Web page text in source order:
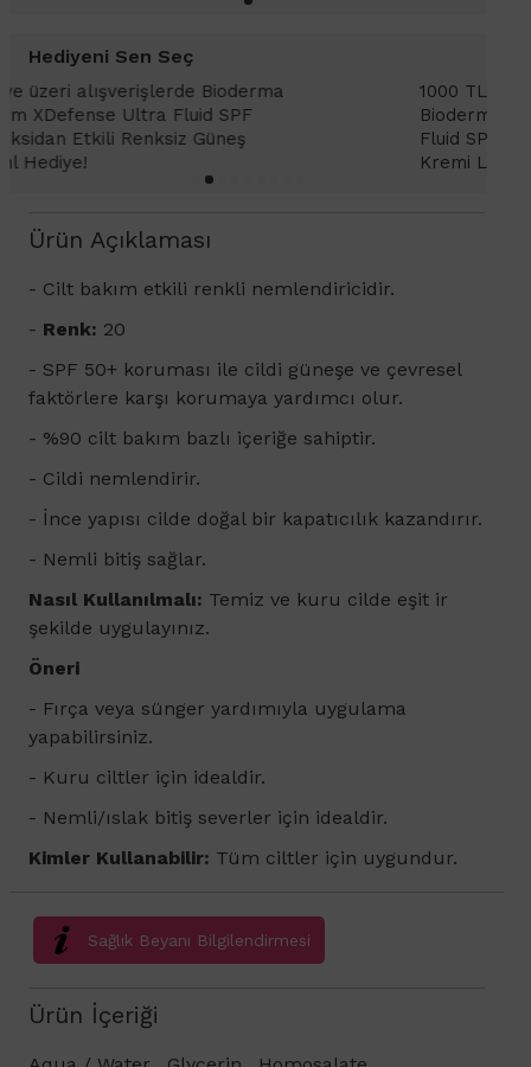
Hediyeni Sen Seç
1000 TL ve üzeri alışverişlerinizde
Bioderma Photoderm XDefense Ultra
Fluid SPF 50+ Antioksidan Renkli Güneş
Kremi Light 2ml hediye!
Ürün Açıklaması
- Cilt bakım etkili renkli nemlendiricidir.
- Renk: 20
- SPF 50+ koruması ile cildi güneşe ve çevresel
faktörlere karşı korumaya yardımcı olur.
- %90 cilt bakım bazlı içeriğe sahiptir.
- Cildi nemlendirir.
- İnce yapısı cilde doğal bir kapatıcılık kazandırır.
- Nemli bitiş sağlar.
Nasıl Kullanılmalı: Temiz ve kuru cilde eşit ir
şekilde uygulayınız.
Öneri
- Fırça veya sünger yardımıyla uygulama
yapabilirsiniz.
- Kuru ciltler için idealdir.
- Nemli/ıslak bitiş severler için idealdir.
Kimler Kullanabilir: Tüm ciltler için uygundur.
Sağlık Beyanı Bilgilendirmesi
Ürün İçeriği